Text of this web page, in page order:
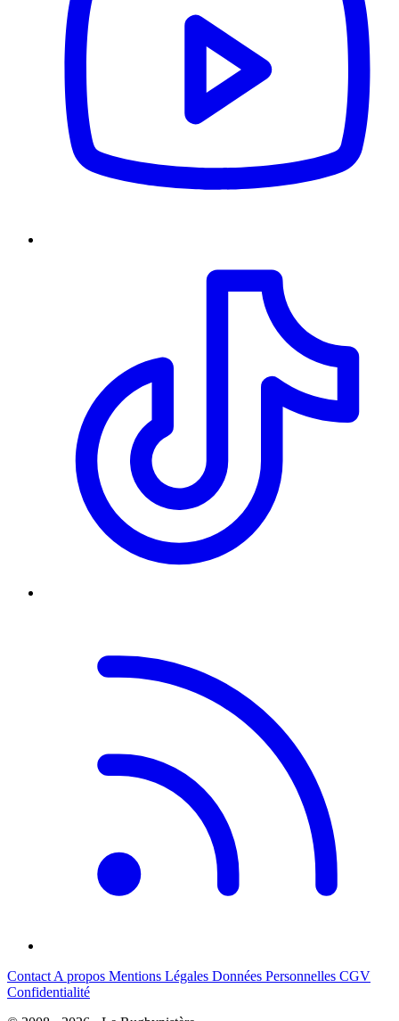
Contact A propos Mentions Légales Données Personnelles CGV
Confidentialité